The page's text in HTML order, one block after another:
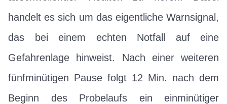
handelt es sich um das eigentliche Warnsignal,
das bei einem echten Notfall auf eine
Gefahrenlage hinweist. Nach einer weiteren
fünfminütigen Pause folgt 12 Min. nach dem
Beginn des Probelaufs ein einminütiger